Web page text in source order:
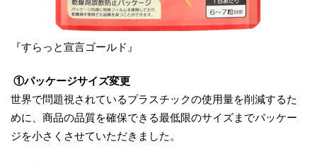
『すらっと宣言ゴールド』
①パッケージサイズ変更
世界で問題視されているプラスチックの使用量を削減するた
めに、商品の品質を確保できる最低限のサイズまでパッケー
ジを小さくさせていただきました。